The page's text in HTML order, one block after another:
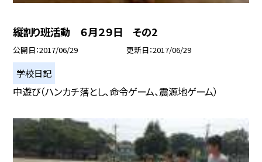
縦割り班活動 ６月２９日 その2
公開日 2017/06/29 更新日 2017/06/29
学校日記
中遊び（ハンカチ落とし、命令ゲーム、震源地ゲーム）